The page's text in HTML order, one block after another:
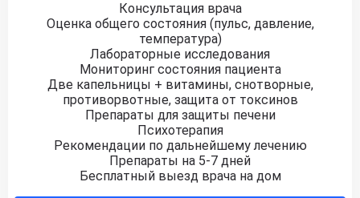
Консультация врача
Оценка общего состояния (пульс, давление,
температура)
Лабораторные исследования
Мониторинг состояния пациента
Две капельницы + витамины, снотворные,
противорвотные, защита от токсинов
Препараты для защиты печени
Психотерапия
Рекомендации по дальнейшему лечению
Препараты на 5-7 дней
Бесплатный выезд врача на дом